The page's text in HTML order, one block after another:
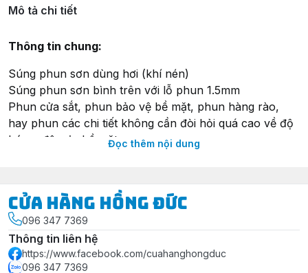
Mô tả chi tiết
Thông tin chung:
Súng phun sơn dùng hơi (khí nén)
Súng phun sơn bình trên với lỗ phun 1.5mm
Phun cửa sắt, phun bảo vệ bề mặt, phun hàng rào,
hay phun các chi tiết không cần đòi hỏi quá cao về độ
bóng, độ mịn bề mặt.
Thông số kỹ thuật:
Model: F75
Loại: Bình Trên
Đường kính lỗ phun: 15 mm
Đọc thêm nội dung
Cửa Hàng Hồng Đức
096 347 7369
Thông tin liên hệ
https://www.facebook.com/cuahanghongduc
096 347 7369